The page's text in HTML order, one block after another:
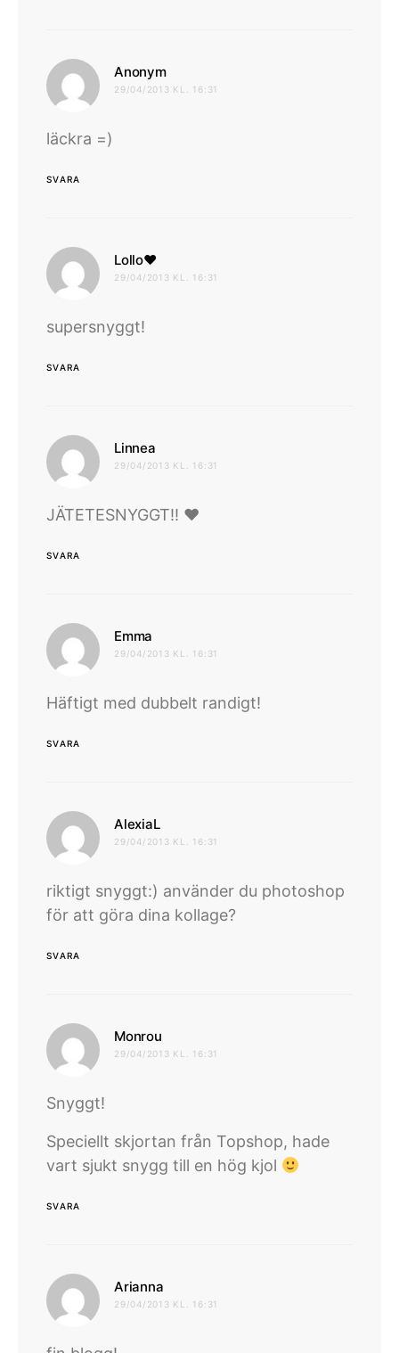
Anonymskriver:
29/04/2013 KL. 16:31
läckra =)
SVARA
Lollo♥
29/04/2013 KL. 16:31
supersnyggt!
SVARA
Linnea
29/04/2013 KL. 16:31
JÄTETESNYGGT!! ♥
SVARA
Emma
29/04/2013 KL. 16:31
Häftigt med dubbelt randigt!
SVARA
AlexiaLskriver:
29/04/2013 KL. 16:31
riktigt snyggt:) använder du photoshop
för att göra dina kollage?
SVARA
Monrou
29/04/2013 KL. 16:31
Snyggt!
Speciellt skjortan från Topshop, hade
vart sjukt snygg till en hög kjol
SVARA
Arianna
29/04/2013 KL. 16:31